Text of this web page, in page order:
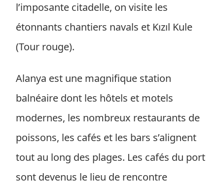
l’imposante citadelle, on visite les
étonnants chantiers navals et Kızıl Kule
(Tour rouge).
Alanya est une magnifique station
balnéaire dont les hôtels et motels
modernes, les nombreux restaurants de
poissons, les cafés et les bars s’alignent
tout au long des plages. Les cafés du port
sont devenus le lieu de rencontre